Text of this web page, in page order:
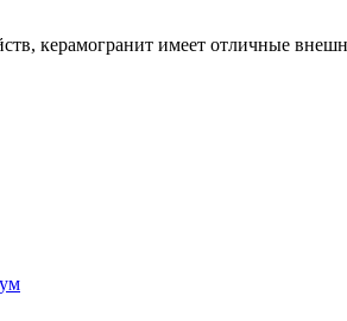
керамогранит имеет отличные